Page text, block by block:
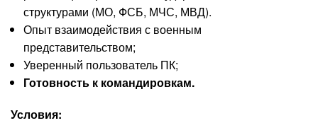
структурами (МО, ФСБ, МЧС, МВД).
Опыт взаимодействия с военным
представительством;
Уверенный пользователь ПК;
Готовность к командировкам.
Условия: